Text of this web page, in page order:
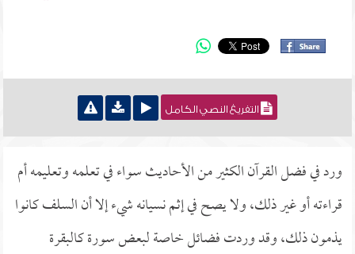
التفريغ النصي الكامل
ورد في فضل القرآن الكثير من الأحاديث سواء في تعلمه وتعليمه أم
قراءته أو غير ذلك، ولا يصح في إثم نسيانه شيء إلا أن السلف كانوا
يذمون ذلك، وقد وردت فضائل خاصة لبعض سورة كالبقرة